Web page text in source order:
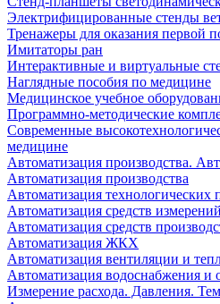
Электрифицированные стенды
Тренажеры для оказания первой
Имитаторы ран
Интерактивные и виртуальные
Наглядные пособия по медицине
Медицинское учебное
Программно-методические
Современные
медицине
Автоматизация производства.
Автоматизация производства
Автоматизация технологических
Автоматизация средств измерений
Автоматизация средств
Автоматизация ЖКХ
Автоматизация вентиляции и
Автоматизация водоснабжения и
Измерение расхода. Давления.